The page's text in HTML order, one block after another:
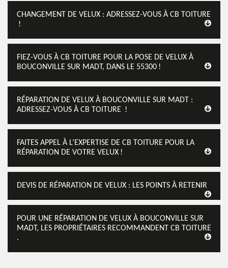
CHANGEMENT DE VELUX : ADRESSEZ-VOUS À CB TOITURE
!
FIEZ-VOUS À CB TOITURE POUR LA POSE DE VELUX À
BOUCONVILLE SUR MADT, DANS LE 55300 !
RÉPARATION DE VELUX À BOUCONVILLE SUR MADT :
ADRESSEZ-VOUS À CB TOITURE !
FAITES APPEL À L’EXPERTISE DE CB TOITURE POUR LA
RÉPARATION DE VOTRE VELUX !
DEVIS DE RÉPARATION DE VELUX : LES POINTS À RETENIR
POUR UNE RÉPARATION DE VELUX À BOUCONVILLE SUR
MADT, LES PROPRIÉTAIRES RECOMMANDENT CB TOITURE
.